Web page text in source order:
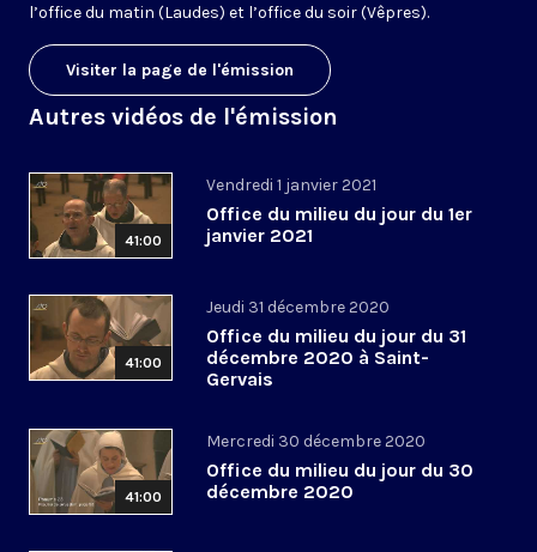
l’office du matin (Laudes) et l’office du soir (Vêpres).
Visiter la page de l'émission
Autres vidéos de l'émission
41:00
Vendredi 1 janvier 2021
Office du milieu du jour du 1er
janvier 2021
41:00
Jeudi 31 décembre 2020
Office du milieu du jour du 31
décembre 2020 à Saint-
Gervais
41:00
Mercredi 30 décembre 2020
Office du milieu du jour du 30
décembre 2020